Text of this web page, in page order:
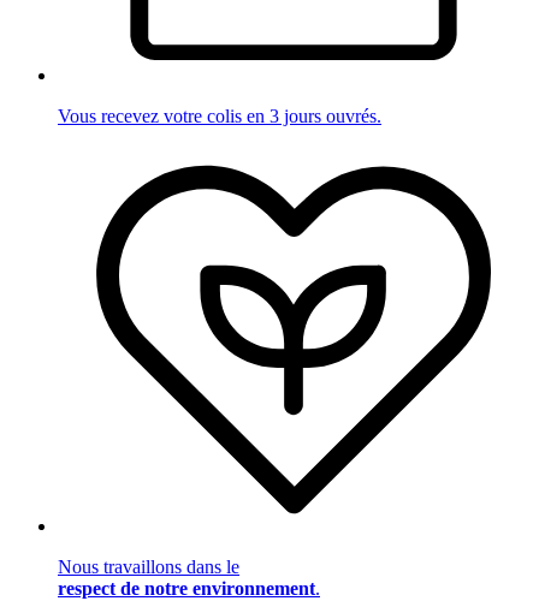
Vous recevez votre colis en 3 jours ouvrés.
Nous travaillons dans le
respect de notre environnement.